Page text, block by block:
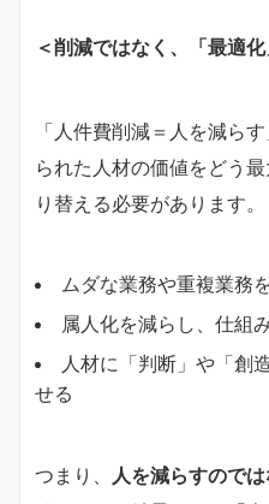
＜削減ではなく、「最適
「人件費削減＝人を減ら
られた人材の価値をどう
り替える必要があります。
ムダな業務や重複業務
属人化を減らし、仕組
人材に「判断」や「創
せる
つまり、
人を減らすので